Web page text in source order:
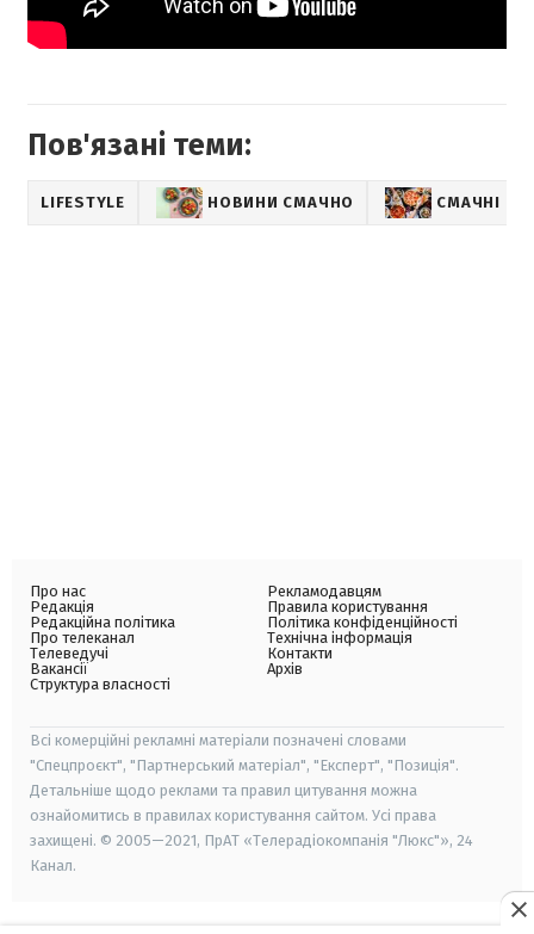
Пов'язані теми:
LIFESTYLE НОВИНИ СМАЧНО СМАЧНІ
Про нас
Редакція
Редакційна політика
Про телеканал
Телеведучі
Вакансії
Структура власності
Рекламодавцям
Правила користування
Політика конфіденційності
Технічна інформація
Контакти
Архів
Всі комерційні рекламні матеріали позначені словами
"Спецпроєкт", "Партнерський матеріал", "Експерт", "Позиція".
Детальніше щодо реклами та правил цитування можна
ознайомитись в правилах користування сайтом. Усі права
захищені. © 2005—2021, ПрАТ «Телерадіокомпанія "Люкс"», 24
Канал.